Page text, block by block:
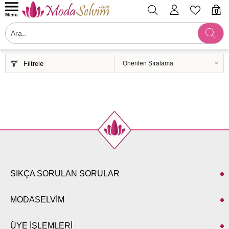
0
Menü
Filtrele
SIKÇA SORULAN SORULAR
MODASELVİM
ÜYE İŞLEMLERİ